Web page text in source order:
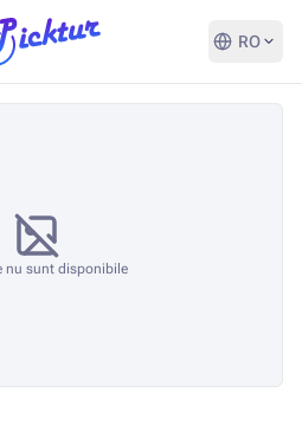
RO
nu sunt disponibile